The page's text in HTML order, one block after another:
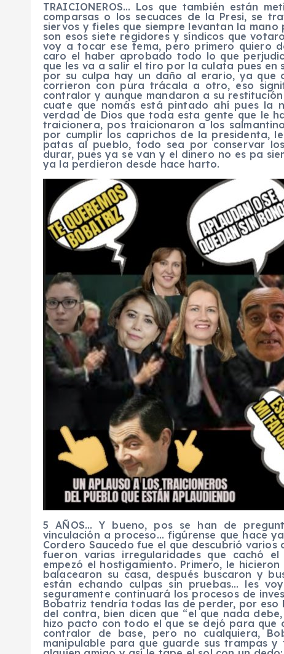
TRAICIONEROS… Los que también están
comparsas o los secuaces de la Presi, se
siervos y fieles que siempre levantan la
son esos siete regidores y síndicos que
voy a tocar ese tema, pero primero quiero
caro el haber aprobado todo lo que
que les va a salir el tiro por la culata pues
por su culpa hay un daño al erario, ya
corrieron con pura trácala a otro, eso
contralor y aunque mandaron a su
cuate que nomás está pintado ahí pues la
verdad de Dios que toda esta gente que le
traicionera, pos traicionaron a los
por cumplir los caprichos de la presidenta,
patas al pueblo, todo sea por conservar
durar, pues ya se van y el dinero no es pa
ya la perdieron desde hace harto.
5 AÑOS… Y bueno, pos se han de
vinculación a proceso… figúrense que hace
Cordero Saucedo fue el que descubrió
fueron varias irregularidades que cachó
empezó el hostigamiento. Primero, le
balacearon su casa, después buscaron y
están echando culpas sin pruebas… les
seguramente continuará los procesos de
Bobatriz tendría todas las de perder, por
del contra, bien dicen que “el que nada
hizo pacto con todo el que se dejó para que
contralor de base, pero no cualquiera,
manipulable para que guarde sus trampas